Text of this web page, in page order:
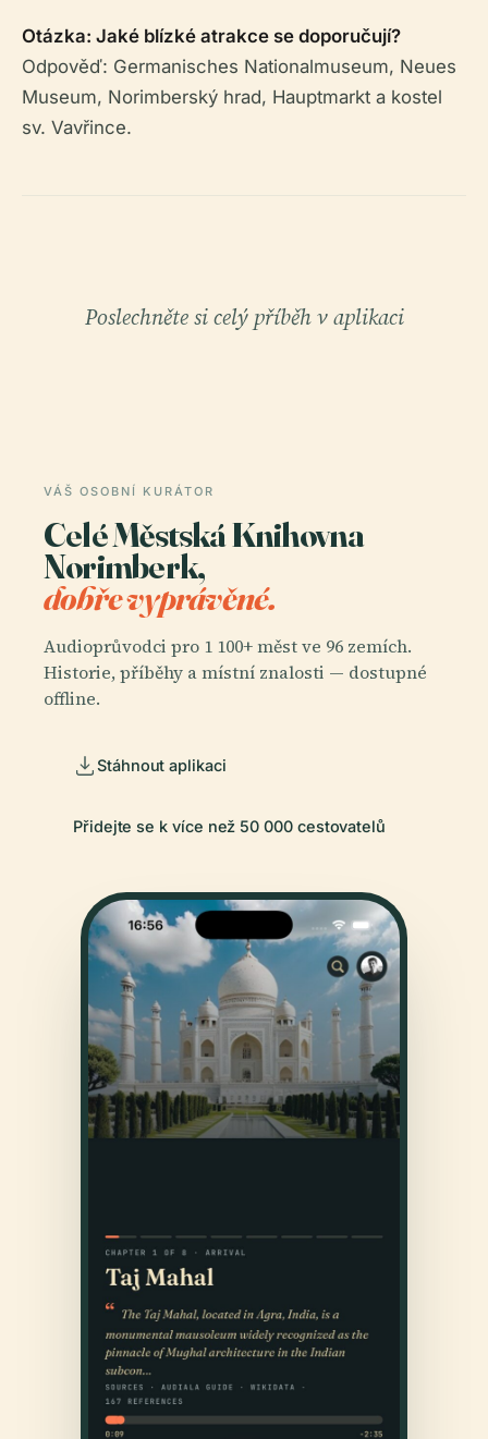
Otázka: Jaké blízké atrakce se doporučují?
Odpověď: Germanisches Nationalmuseum, Neues
Museum, Norimberský hrad, Hauptmarkt a kostel
sv. Vavřince.
Poslechněte si celý příběh v aplikaci
VÁŠ OSOBNÍ KURÁTOR
Celé Městská Knihovna
Norimberk,
dobře vyprávěné.
Audioprůvodci pro 1 100+ měst ve 96 zemích.
Historie, příběhy a místní znalosti — dostupné
offline.
Stáhnout aplikaci
Přidejte se k více než 50 000 cestovatelů